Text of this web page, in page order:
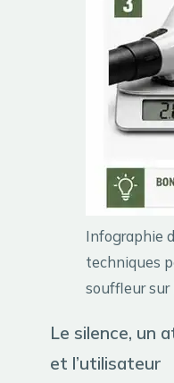
Infographie
techniques
souffleur
Le silence, un
et l’utilisateur